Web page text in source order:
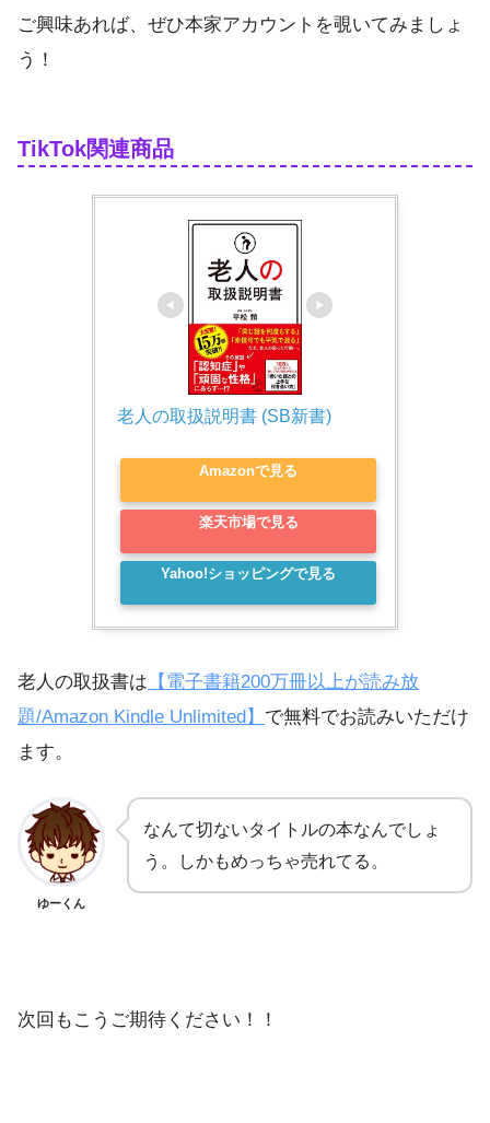
ご興味あれば、ぜひ本家アカウントを覗いてみましょ
う！
TikTok関連商品
老人の取扱説明書 (SB新書)
Amazonで見る
楽天市場で見る
Yahoo!ショッピングで見る
老人の取扱書は 【電子書籍200万冊以上が読み放
題/Amazon Kindle Unlimited】 で無料でお読みいただけ
ます。
ゆーくん
なんて切ないタイトルの本なんでしょ
う。しかもめっちゃ売れてる。
次回もこうご期待ください！！